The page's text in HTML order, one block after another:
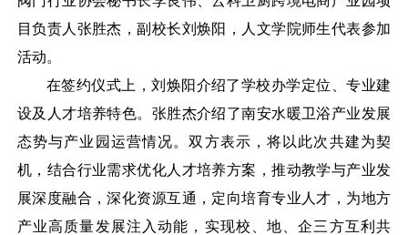
目负责人张胜杰，副校长刘焕阳，人文学院师生代表参加
活动。
在签约仪式上，刘焕阳介绍了学校办学定位、专业建
设及人才培养特色。张胜杰介绍了南安水暖卫浴产业发展
态势与产业园运营情况。双方表示，将以此次共建为契
机，结合行业需求优化人才培养方案，推动教学与产业发
展深度融合，深化资源互通，定向培育专业人才，为地方
产业高质量发展注入动能，实现校、地、企三方互利共